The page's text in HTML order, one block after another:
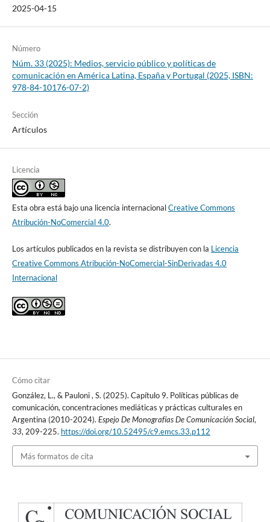
2025-04-15
Número
Núm. 33 (2025): Medios, servicio público y políticas de
comunicación en América Latina, España y Portugal (2025, ISBN:
978-84-10176-07-2)
Sección
Artículos
Licencia
Esta obra está bajo una licencia internacionalCreative Commons
Atribución-NoComercial 4.0.
Los artículos publicados en la revista se distribuyen con la Licencia
Creative Commons Atribución-NoComercial-SinDerivadas 4.0
Internacional
Cómo citar
González, L., & Pauloni , S. (2025). Capítulo 9. Políticas públicas de
comunicación, concentraciones mediáticas y prácticas culturales en
Argentina (2010-2024). Espejo De Monografías De Comunicación Social,
33, 209-225. https://doi.org/10.52495/c9.emcs.33.p112
Más formatos de cita